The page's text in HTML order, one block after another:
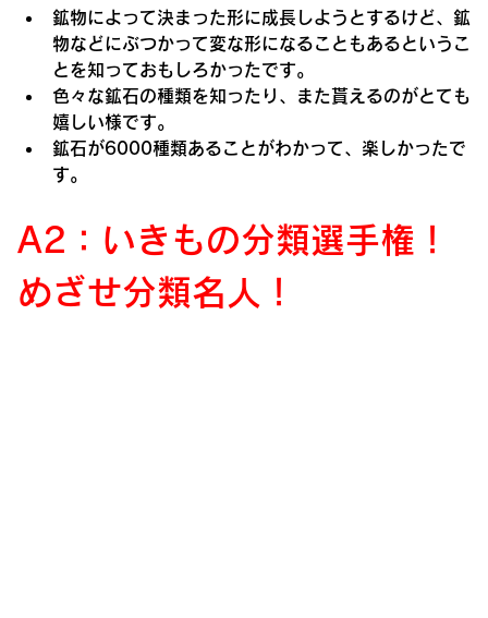
鉱物によって決まった形に成長しようとするけど、鉱
物などにぶつかって変な形になることもあるというこ
とを知っておもしろかったです。
色々な鉱石の種類を知ったり、また貰えるのがとても
嬉しい様です。
鉱石が6000種類あることがわかって、楽しかったで
す。
A2： いきもの分類選手権！
めざせ分類名人！